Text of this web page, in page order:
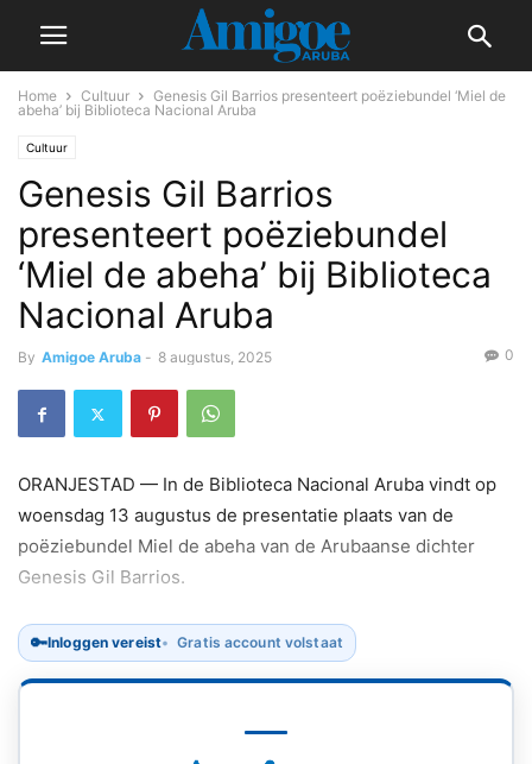
Home Cultuur
Genesis Gil Barrios presenteert poëziebundel ‘Miel de
abeha’ bij Biblioteca Nacional Aruba
Cultuur
Genesis Gil Barrios
presenteert poëziebundel
‘Miel de abeha’ bij Biblioteca
Nacional Aruba
By Amigoe Aruba - 8 augustus, 2025 0
ORANJESTAD — In de Biblioteca Nacional Aruba vindt op
woensdag 13 augustus de presentatie plaats van de
poëziebundel Miel de abeha van de Arubaanse dichter
Genesis Gil Barrios.
🔑Inloggen vereist Gratis account volstaat